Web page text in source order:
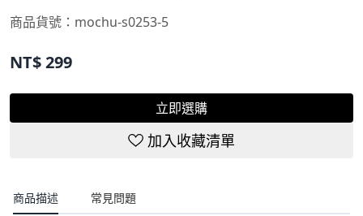
商品貨號： mochu-s0253-5
NT$299
立即選購
加入收藏清單
商品描述 常見問題